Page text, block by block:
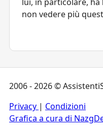
non vedere più
2006 - 2026 ©
Privacy | Condizioni
Grafica a cura di